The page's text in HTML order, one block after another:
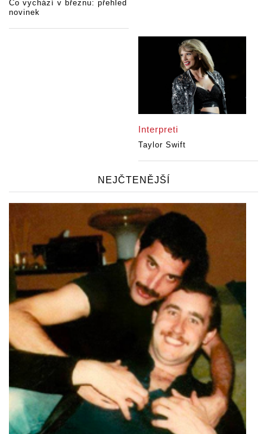
Co vychází v březnu: přehled
novinek
Interpreti
Taylor Swift
NEJČTENĚJŠÍ